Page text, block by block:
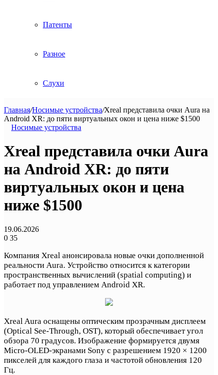
Патенты
Разное
Слухи
Главная/Носимые устройства/Xreal представила очки Aura на
Android XR: до пяти виртуальных окон и цена ниже $1500
Носимые устройства
Xreal представила очки Aura
на Android XR: до пяти
виртуальных окон и цена
ниже $1500
19.06.2026
0 35
Компания Xreal анонсировала новые очки дополненной
реальности Aura. Устройство относится к категории
пространственных вычислений (spatial computing) и
работает под управлением Android XR.
Xreal Aura оснащены оптическим прозрачным дисплеем
(Optical See-Through, OST), который обеспечивает угол
обзора 70 градусов. Изображение формируется двумя
Micro-OLED-экранами Sony с разрешением 1920 × 1200
пикселей для каждого глаза и частотой обновления 120
Гц.